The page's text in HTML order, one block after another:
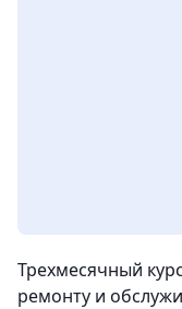
Трехмесячный
ремонту и